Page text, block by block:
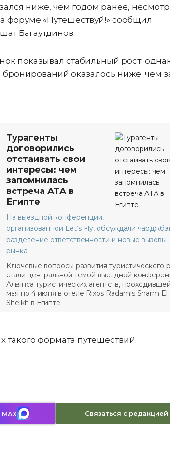
ниже, чем годом ранее,
форуме «Путешествуй!» сообщил
Багаутдинов.
показывал стабильный рост,
бронирований оказалось ниже, чем
Турагенты
договорились
отстаивать свои
интересы: чем
запомнилась
встреча АТА в
Египте
На выездной конференции,
организованной Let’s Fly, обсуждали
разделение ответственности и новые вызовы
рынка
Ключевые вопросы развития туристического
стали центральной темой выездной
Альянса туристических агентств,
мая по 4 июня в отеле Rixos Radamis Sharm El
Sheikh в Египте.
такого формата путешествий.
Связаться с редакцией